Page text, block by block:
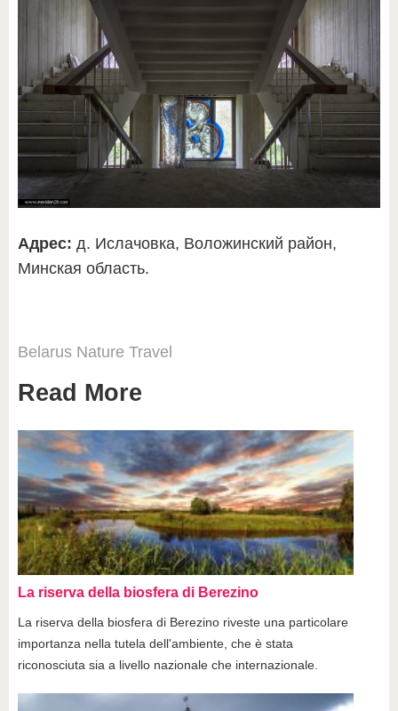
Адрес: д. Ислачовка, Воложинский район,
Минская область.
Belarus Nature Travel
Read More
La riserva della biosfera di Berezino
La riserva della biosfera di Berezino riveste una particolare
importanza nella tutela dell'ambiente, che è stata
riconosciuta sia a livello nazionale che internazionale.